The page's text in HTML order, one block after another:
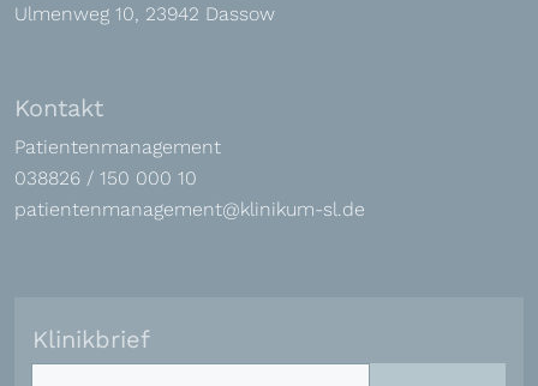
Ulmenweg 10, 23942 Dassow
Kontakt
Patientenmanagement
038826 / 150 000 10
patientenmanagement@klinikum-sl.de
Klinikbrief